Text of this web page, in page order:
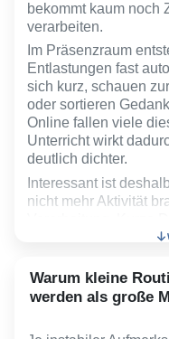
bekommt kaum noch
verarbeiten.
Im Präsenzraum
Entlastungen fast
sich kurz, schauen
oder sortieren
Online fallen viele
Unterricht wirkt
deutlich dichter.
Interessant ist
nicht mehr Aktivität
alles permanent
Gefühl, nur noch
Gerade erfahrene
Warum kleine
werden als große